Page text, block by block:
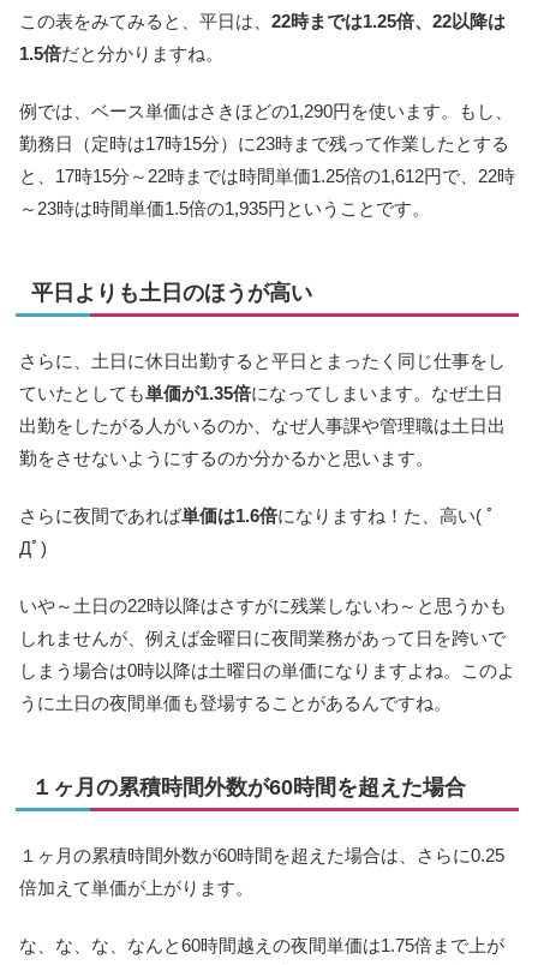
この表をみてみると、平日は、 22時までは1.25倍、22以降は
1.5倍だと分かりますね。
例では、ベース単価はさきほどの1,290円を使います。もし、
勤務日（定時は17時15分）に23時まで残って作業したとする
と、17時15分～22時までは時間単価1.25倍の1,612円で、22時
～23時は時間単価1.5倍の1,935円ということです。
平日よりも土日のほうが高い
さらに、土日に休日出勤すると平日とまったく同じ仕事をし
ていたとしても単価が1.35倍になってしまいます。なぜ土日
出勤をしたがる人がいるのか、なぜ人事課や管理職は土日出
勤をさせないようにするのか分かるかと思います。
さらに夜間であれば単価は1.6倍になりますね！た、高い( ﾟ
Дﾟ)
いや～土日の22時以降はさすがに残業しないわ～と思うかも
しれませんが、例えば金曜日に夜間業務があって日を跨いで
しまう場合は0時以降は土曜日の単価になりますよね。このよ
うに土日の夜間単価も登場することがあるんですね。
１ヶ月の累積時間外数が60時間を超えた場合
１ヶ月の累積時間外数が60時間を超えた場合は、さらに0.25
倍加えて単価が上がります。
な、な、な、なんと60時間越えの夜間単価は1.75倍まで上が